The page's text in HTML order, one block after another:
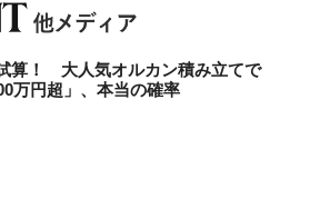
算！ 大人気オルカン積み立てで
万円超」、本当の確率